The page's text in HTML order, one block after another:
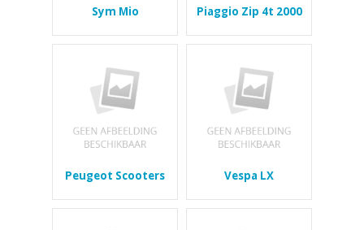
Sym Mio Piaggio Zip 4t 2000
Peugeot Scooters Vespa LX